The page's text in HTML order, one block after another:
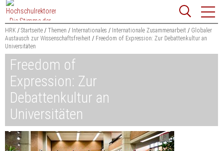
Zum
Content
springen
HRK Startseite Themen Internationales Internationale Zusammenarbeit
Globaler
Austausch zur Wissenschaftsfreiheit
Freedom of Expression: Zur Debattenkultur an
Universitäten
Freedom of
Expression: Zur
Debattenkultur an
Universitäten